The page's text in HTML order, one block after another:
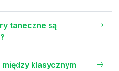
taneczne są
między klasycznym